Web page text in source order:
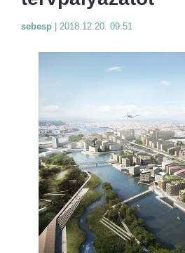
sebesp 2018.12.20. 09:51